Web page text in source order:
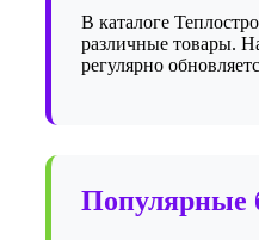
В каталоге
различные товары.
регулярно
Популярные